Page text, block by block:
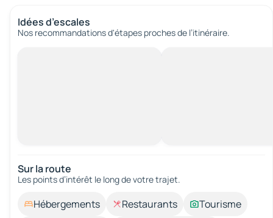
Idées d’escales
Nos recommandations d'étapes proches de l’itinéraire.
Sur la route
Les points d’intérêt le long de votre trajet.
Hébergements Restaurants
Tourisme